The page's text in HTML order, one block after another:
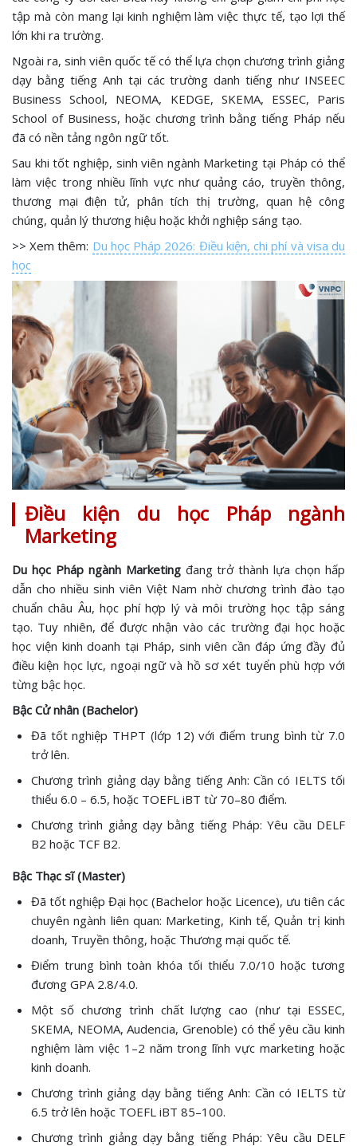
tập mà còn mang lại kinh nghiệm làm việc thực tế, tạo lợi thế
lớn khi ra trường.
Ngoài ra, sinh viên quốc tế có thể lựa chọn chương trình giảng
dạy bằng tiếng Anh tại các trường danh tiếng như INSEEC
Business School, NEOMA, KEDGE, SKEMA, ESSEC, Paris
School of Business, hoặc chương trình bằng tiếng Pháp nếu
đã có nền tảng ngôn ngữ tốt.
Sau khi tốt nghiệp, sinh viên ngành Marketing tại Pháp có thể
làm việc trong nhiều lĩnh vực như quảng cáo, truyền thông,
thương mại điện tử, phân tích thị trường, quan hệ công
chúng, quản lý thương hiệu hoặc khởi nghiệp sáng tạo.
>> Xem thêm: Du học Pháp 2026: Điều kiện, chi phí và visa du
học
Điều kiện du học Pháp ngành
Marketing
Du học Pháp ngành Marketingđang trở thành lựa chọn hấp
dẫn cho nhiều sinh viên Việt Nam nhờ chương trình đào tạo
chuẩn châu Âu, học phí hợp lý và môi trường học tập sáng
tạo. Tuy nhiên, để được nhận vào các trường đại học hoặc
học viện kinh doanh tại Pháp, sinh viên cần đáp ứng đầy đủ
điều kiện học lực, ngoại ngữ và hồ sơ xét tuyển phù hợp với
từng bậc học.
Bậc Cử nhân (Bachelor)
Đã tốt nghiệp THPT (lớp 12) với điểm trung bình từ 7.0
trở lên.
Chương trình giảng dạy bằng tiếng Anh: Cần có IELTS tối
thiểu 6.0 – 6.5, hoặc TOEFL iBT từ 70–80 điểm.
Chương trình giảng dạy bằng tiếng Pháp: Yêu cầu DELF
B2 hoặc TCF B2.
Bậc Thạc sĩ (Master)
Đã tốt nghiệp Đại học (Bachelor hoặc Licence), ưu tiên các
chuyên ngành liên quan: Marketing, Kinh tế, Quản trị kinh
doanh, Truyền thông, hoặc Thương mại quốc tế.
Điểm trung bình toàn khóa tối thiểu 7.0/10 hoặc tương
đương GPA 2.8/4.0.
Một số chương trình chất lượng cao (như tại ESSEC,
SKEMA, NEOMA, Audencia, Grenoble) có thể yêu cầu kinh
nghiệm làm việc 1–2 năm trong lĩnh vực marketing hoặc
kinh doanh.
Chương trình giảng dạy bằng tiếng Anh: Cần có IELTS từ
6.5 trở lên hoặc TOEFL iBT 85–100.
Chương trình giảng dạy bằng tiếng Pháp: Yêu cầu DELF